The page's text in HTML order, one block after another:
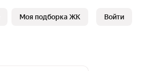
Моя подборка ЖК Войти